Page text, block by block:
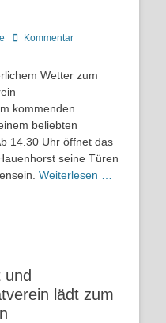
Kommentar
Wetter zum
kommenden
beliebten
14.30 Uhr öffnet das
seine Türen
Weiterlesen …
und
lädt zum